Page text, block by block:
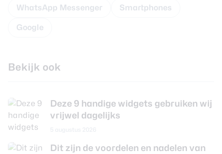
WhatsApp Messenger Smartphones
Google
Bekijk ook
Deze 9 handige widgets gebruiken wij
vrijwel dagelijks
Dit zijn de voordelen en nadelen van